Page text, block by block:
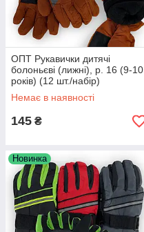
ОПТ Рукавички дитячі
болоньєві (лижні), р. 16 (9-10
років) (12 шт./набір)
Немає в наявності
145 ₴
Новинка